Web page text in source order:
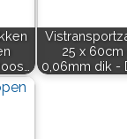
25 x 60cm
0,06mm dik -